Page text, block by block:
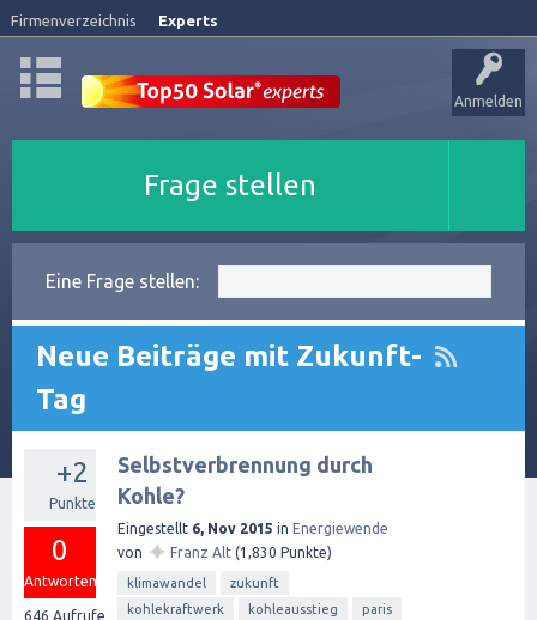
Firmenverzeichnis Experts
Anmelden
Frage stellen
Eine Frage stellen:
Neue Beiträge mit Zukunft-
Tag
+2
Punkte
0
Antworten
646 Aufrufe
Selbstverbrennung durch
Kohle?
Eingestellt 6, Nov 2015 in Energiewende
von ✦ Franz Alt (1,830 Punkte)
klimawandel
zukunft
kohlekraftwerk
kohleausstieg
paris